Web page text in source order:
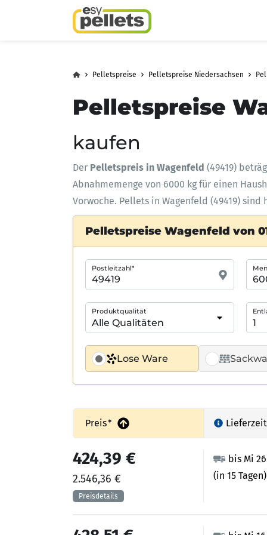
Pelletspreise Pelletspreise Niedersachsen
Pelletspreise
kaufen
Der Pelletspreis in Wagenfeld (49419)
Abnahmemenge von 6000 kg für einen
Vorwoche. Pellets in Wagenfeld (49419)
Pelletspreise Wagenfeld von
Lose Ware
Postleitzahl*
Produktqualität
Preis* Lieferzeit
bis Mi
(in 15 Tagen)
424,39 €
2.546,36 €